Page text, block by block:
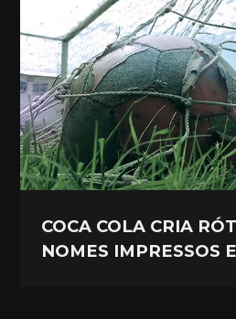
COCA COLA CRIA
NOMES IMPRESSOS